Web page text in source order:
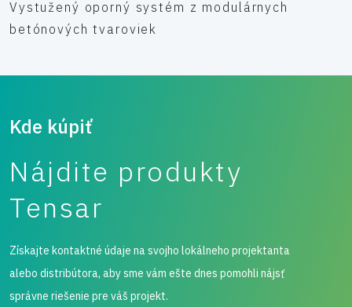
Vystužený oporný systém z modulárnych
betónových tvaroviek
Kde kúpiť
Nájdite produkty
Tensar
Získajte kontaktné údaje na svojho lokálneho projektanta
alebo distribútora, aby sme vám ešte dnes pomohli nájsť
správne riešenie pre váš projekt.